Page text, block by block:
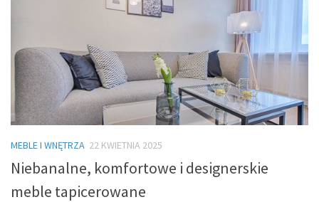
MEBLE I WNĘTRZA 22 KWIETNIA 2025
Niebanalne, komfortowe i designerskie
meble tapicerowane